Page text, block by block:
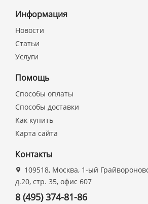
Информация
Новости
Статьи
Услуги
Помощь
Способы оплаты
Способы доставки
Как купить
Карта сайта
Контакты
109518, Москва, 1-ый
д.20, стр. 35, офис 607
8 (495) 374-81-86